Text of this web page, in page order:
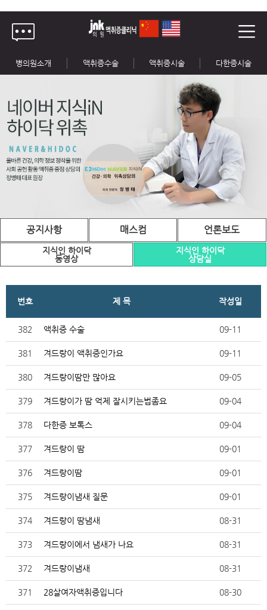
병의원소개 액취증수술 액취증시술 다한증시술
공지사항 매스컴 언론보도
지식인 하이닥
동영상
지식인 하이닥
상담실
번호 제 목 작성일
382 액취증 수술 09-11
381 겨드랑이 액취증인가요 09-11
380 겨드랑이땀만 많아요 09-05
379 겨드랑이가 땀 억제 잘시키는법좀요 09-04
378 다한증 보톡스 09-04
377 겨드랑이 땀 09-01
376 겨드랑이땀 09-01
375 겨드랑이냄새 질문 09-01
374 겨드랑이 땀냄새 08-31
373 겨드랑이에서 냄새가 나요 08-31
372 겨드랑이냄새 08-31
371 28살여자액취증입니다 08-30